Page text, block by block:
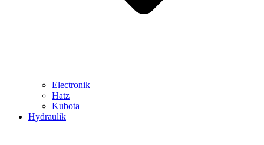
Electronik
Hatz
Kubota
Hydraulik